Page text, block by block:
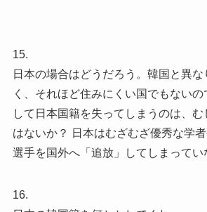
15.
日本の場合はどうだろう。韓国と異
く、それほど住みにくい国でもない
して日本国籍を失ってしまうのは、
はないか？ 日本はむざむざ優秀な学
選手を国外へ「追放」してしまってい
16.